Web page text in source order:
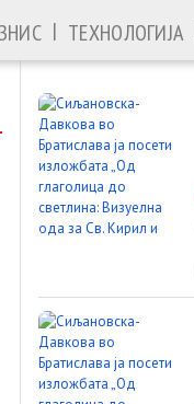
| ТЕХНОЛОГИЈА